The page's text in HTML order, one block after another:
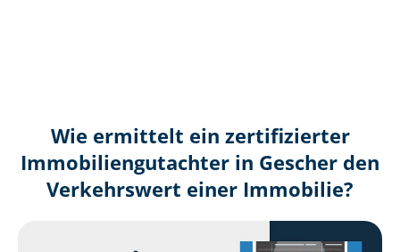
Wie ermittelt ein zertifizierter
Immobilien­gutachter in Gescher den
Verkehrswert einer Immobilie?